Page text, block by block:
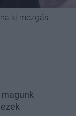
ki mozgás